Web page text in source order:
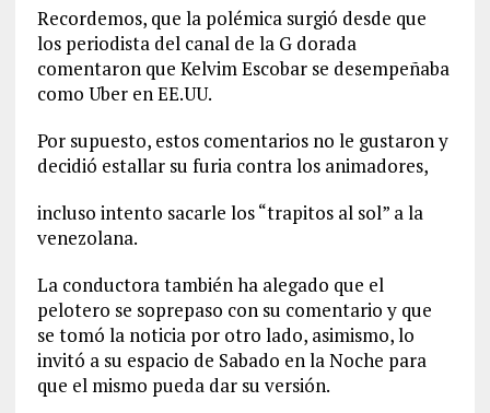
Recordemos, que la polémica surgió desde que
los periodista del canal de la G dorada
comentaron que Kelvim Escobar se desempeñaba
como Uber en EE.UU.
Por supuesto, estos comentarios no le gustaron y
decidió estallar su furia contra los animadores,
incluso intento sacarle los “trapitos al sol” a la
venezolana.
La conductora también ha alegado que el
pelotero se soprepaso con su comentario y que
se tomó la noticia por otro lado, asimismo, lo
invitó a su espacio de Sabado en la Noche para
que el mismo pueda dar su versión.